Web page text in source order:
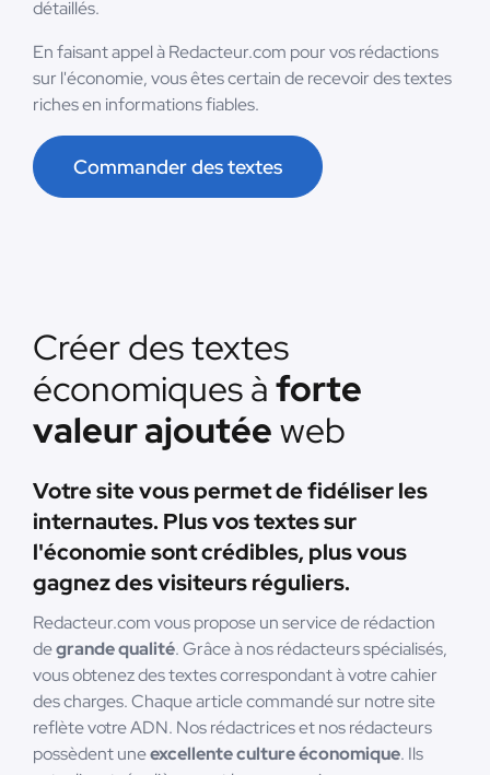
détaillés.
En faisant appel à Redacteur.com pour vos rédactions
sur l'économie, vous êtes certain de recevoir des textes
riches en informations fiables.
Commander des textes
Créer des textes
économiques àforte
valeur ajoutéeweb
Votre site vous permet de fidéliser les
internautes. Plus vos textes sur
l'économie sont crédibles, plus vous
gagnez des visiteurs réguliers.
Redacteur.com vous propose un service de rédaction
degrande qualité. Grâce à nos rédacteurs spécialisés,
vous obtenez des textes correspondant à votre cahier
des charges. Chaque article commandé sur notre site
reflète votre ADN. Nos rédactrices et nos rédacteurs
possèdent uneexcellente culture économique. Ils